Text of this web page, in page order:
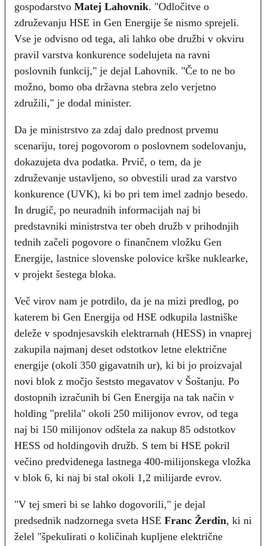
gospodarstvo Matej Lahovnik. "Odločitve o
združevanju HSE in Gen Energije še nismo sprejeli.
Vse je odvisno od tega, ali lahko obe družbi v okviru
pravil varstva konkurence sodelujeta na ravni
poslovnih funkcij," je dejal Lahovnik. "Če to ne bo
možno, bomo oba državna stebra zelo verjetno
združili," je dodal minister.
Da je ministrstvo za zdaj dalo prednost prvemu
scenariju, torej pogovorom o poslovnem sodelovanju,
dokazujeta dva podatka. Prvič, o tem, da je
združevanje ustavljeno, so obvestili urad za varstvo
konkurence (UVK), ki bo pri tem imel zadnjo besedo.
In drugič, po neuradnih informacijah naj bi
predstavniki ministrstva ter obeh družb v prihodnjih
tednih začeli pogovore o finančnem vložku Gen
Energije, lastnice slovenske polovice krške nuklearke,
v projekt šestega bloka.
Več virov nam je potrdilo, da je na mizi predlog, po
katerem bi Gen Energija od HSE odkupila lastniške
deleže v spodnjesavskih elektrarnah (HESS) in vnaprej
zakupila najmanj deset odstotkov letne električne
energije (okoli 350 gigavatnih ur), ki bi jo proizvajal
novi blok z močjo šeststo megavatov v Šoštanju. Po
dostopnih izračunih bi Gen Energija na tak način v
holding "prelila" okoli 250 milijonov evrov, od tega
naj bi 150 milijonov odštela za nakup 85 odstotkov
HESS od holdingovih družb. S tem bi HSE pokril
večino predvidenega lastnega 400-milijonskega vložka
v blok 6, ki naj bi stal okoli 1,2 milijarde evrov.
"V tej smeri bi se lahko dogovorili," je dejal
predsednik nadzornega sveta HSE Franc Žerdin, ki ni
želel "špekulirati o količinah kupljene električne